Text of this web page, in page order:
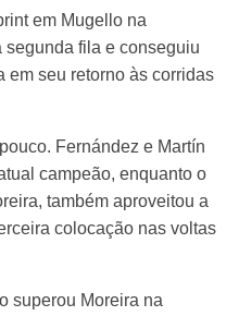
em Mugello na
fila e conseguiu
em seu retorno às corridas
Fernández e Martín
campeão, enquanto o
também aproveitou a
colocação nas voltas
superou Moreira na